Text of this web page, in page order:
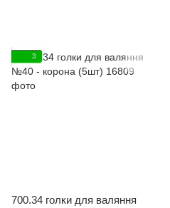
3
700.34 голки для валяння